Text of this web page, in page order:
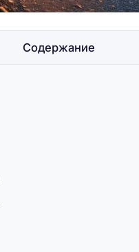
Содержание